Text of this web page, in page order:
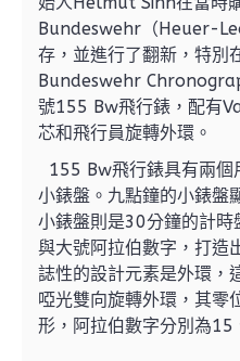
Bundeswehr（Heuer-
存，並進行了翻新，特別
Bundeswehr
號155 Bw飛行錶，配有
芯和飛行員旋轉外環。
155 Bw飛行錶具有兩個
小錶盤。九點鐘的小錶盤
小錶盤則是30分鐘的計
與大號阿拉伯數字，打造
誌性的設計元素是外環，
啞光雙向旋轉外環，其零
形，阿拉伯數字分別為15